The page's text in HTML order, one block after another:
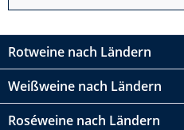
Rotweine nach Ländern
Weißweine nach Ländern
Roséweine nach Ländern